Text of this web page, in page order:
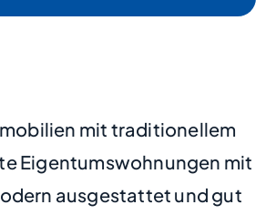
mit traditionellem
Eigentumswohnungen mit
ausgestattet und gut